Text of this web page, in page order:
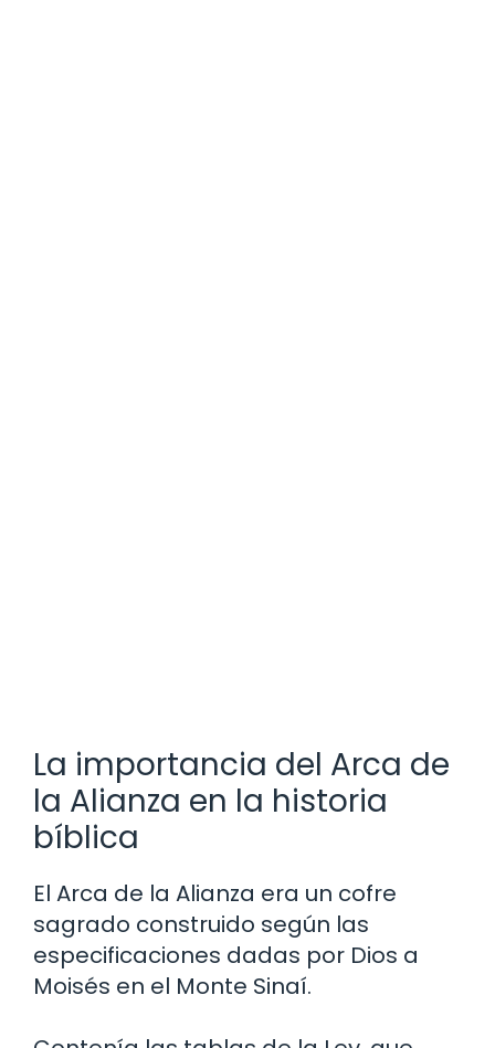
La importancia del Arca de
la Alianza en la historia
bíblica
El Arca de la Alianza era un cofre
sagrado construido según las
especificaciones dadas por Dios a
Moisés en el Monte Sinaí.